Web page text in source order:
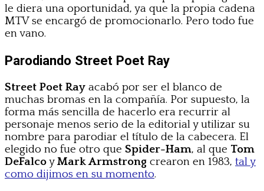
le diera una oportunidad, ya que la propia cadena
MTV se encargó de promocionarlo. Pero todo fue
en vano.
Parodiando Street Poet Ray
Street Poet Ray acabó por ser el blanco de
muchas bromas en la compañía. Por supuesto, la
forma más sencilla de hacerlo era recurrir al
personaje menos serio de la editorial y utilizar su
nombre para parodiar el título de la cabecera. El
elegido no fue otro que Spider-Ham, al que Tom
DeFalcoyMark Armstrong crearon en 1983, tal y
como dijimos en su momento.